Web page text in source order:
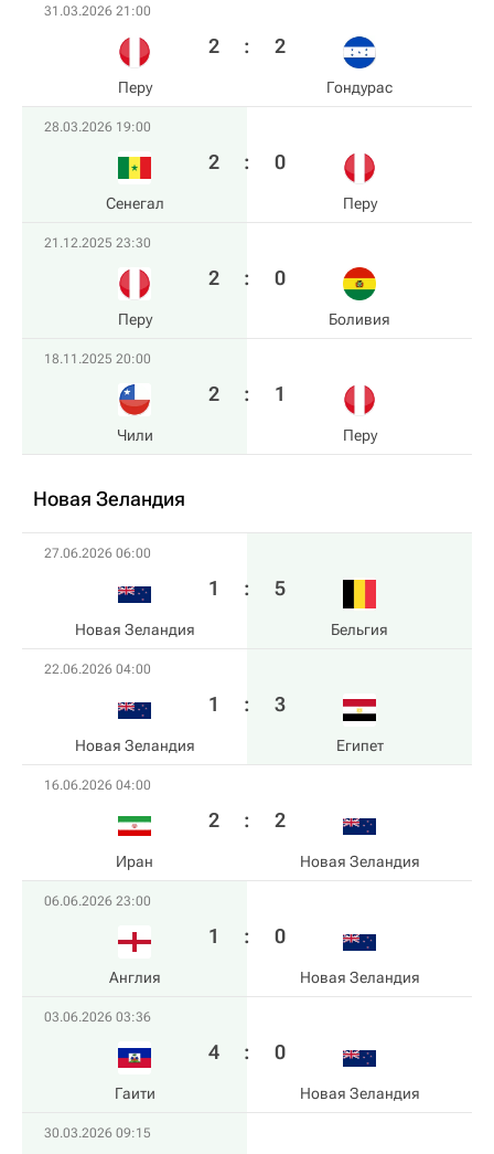
31.03.2026 21:00
Перу
2 : 2
Гондурас
28.03.2026 19:00
Сенегал
2 : 0
Перу
21.12.2025 23:30
Перу
2 : 0
Боливия
18.11.2025 20:00
Чили
2 : 1
Перу
Новая Зеландия
27.06.2026 06:00
Новая Зеландия
1 : 5
Бельгия
22.06.2026 04:00
Новая Зеландия
1 : 3
Египет
16.06.2026 04:00
Иран
2 : 2
Новая Зеландия
06.06.2026 23:00
Англия
1 : 0
Новая Зеландия
03.06.2026 03:36
Гаити
4 : 0
Новая Зеландия
30.03.2026 09:15